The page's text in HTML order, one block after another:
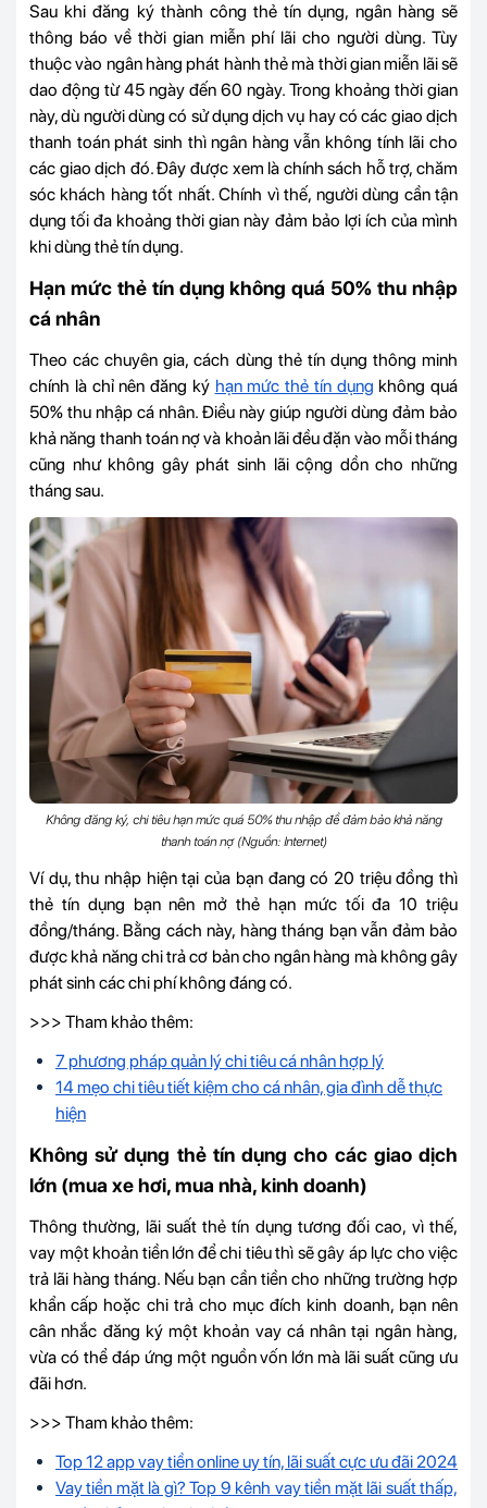
Sau khi đăng ký thành công thẻ tín dụng, ngân hàng sẽ
thông báo về thời gian miễn phí lãi cho người dùng. Tùy
thuộc vào ngân hàng phát hành thẻ mà thời gian miễn lãi sẽ
dao động từ 45 ngày đến 60 ngày. Trong khoảng thời gian
này, dù người dùng có sử dụng dịch vụ hay có các giao dịch
thanh toán phát sinh thì ngân hàng vẫn không tính lãi cho
các giao dịch đó. Đây được xem là chính sách hỗ trợ, chăm
sóc khách hàng tốt nhất. Chính vì thế, người dùng cần tận
dụng tối đa khoảng thời gian này đảm bảo lợi ích của mình
khi dùng thẻ tín dụng.
Hạn mức thẻ tín dụng không quá 50% thu nhập
cá nhân
Theo các chuyên gia, cách dùng thẻ tín dụng thông minh
chính là chỉ nên đăng ký hạn mức thẻ tín dụng không quá
50% thu nhập cá nhân. Điều này giúp người dùng đảm bảo
khả năng thanh toán nợ và khoản lãi đều đặn vào mỗi tháng
cũng như không gây phát sinh lãi cộng dồn cho những
tháng sau.
Không đăng ký, chi tiêu hạn mức quá 50% thu nhập để đảm bảo khả năng
thanh toán nợ (Nguồn: Internet)
Ví dụ, thu nhập hiện tại của bạn đang có 20 triệu đồng thì
thẻ tín dụng bạn nên mở thẻ hạn mức tối đa 10 triệu
đồng/tháng. Bằng cách này, hàng tháng bạn vẫn đảm bảo
được khả năng chi trả cơ bản cho ngân hàng mà không gây
phát sinh các chi phí không đáng có.
>>> Tham khảo thêm:
7 phương pháp quản lý chi tiêu cá nhân hợp lý
14 mẹo chi tiêu tiết kiệm cho cá nhân, gia đình dễ thực
hiện
Không sử dụng thẻ tín dụng cho các giao dịch
lớn (mua xe hơi, mua nhà, kinh doanh)
Thông thường, lãi suất thẻ tín dụng tương đối cao, vì thế,
vay một khoản tiền lớn để chi tiêu thì sẽ gây áp lực cho việc
trả lãi hàng tháng. Nếu bạn cần tiền cho những trường hợp
khẩn cấp hoặc chi trả cho mục đích kinh doanh, bạn nên
cân nhắc đăng ký một khoản vay cá nhân tại ngân hàng,
vừa có thể đáp ứng một nguồn vốn lớn mà lãi suất cũng ưu
đãi hơn.
>>> Tham khảo thêm:
Top 12 app vay tiền online uy tín, lãi suất cực ưu đãi 2024
Vay tiền mặt là gì? Top 9 kênh vay tiền mặt lãi suất thấp,